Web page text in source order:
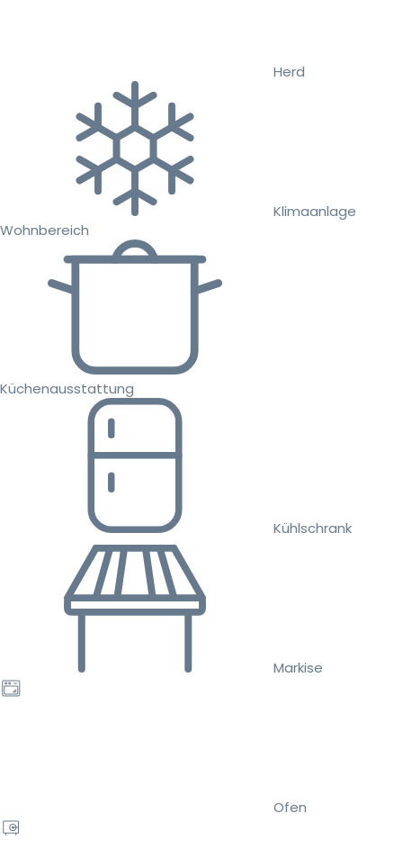
Herd
Klimaanlage
Wohnbereich
Küchenausstattung
Kühlschrank
Markise
Ofen